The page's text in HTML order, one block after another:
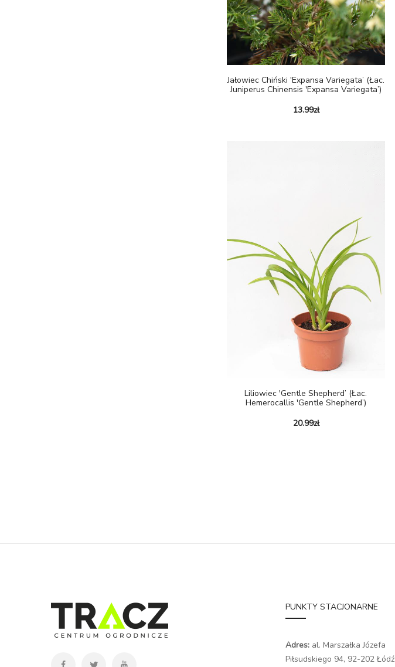
Jałowiec Chiński 'Expansa Variegata’ (Łac.
Juniperus Chinensis 'Expansa Variegata’)
13.99zł
Liliowiec 'Gentle Shepherd’ (Łac.
Hemerocallis 'Gentle Shepherd’)
20.99zł
PUNKTY STACJONARNE
Adres: al. Marszałka Józefa
Piłsudskiego 94, 92-202 Łódź